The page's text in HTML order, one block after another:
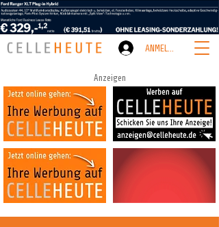
ANMELDEN
Anzeigen